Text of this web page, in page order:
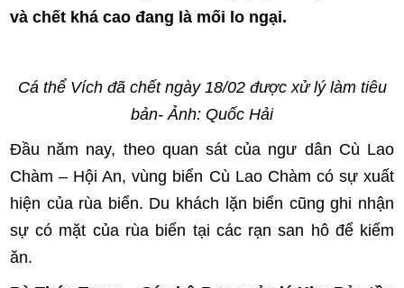
và chết khá cao đang là mối lo ngại.
Cá thể Vích đã chết ngày 18/02 được xử lý làm tiêu
bản- Ảnh: Quốc Hải
Đầu năm nay, theo quan sát của ngư dân Cù Lao
Chàm – Hội An, vùng biển Cù Lao Chàm có sự xuất
hiện của rùa biển. Du khách lặn biển cũng ghi nhận
sự có mặt của rùa biển tại các rạn san hô để kiếm
ăn.